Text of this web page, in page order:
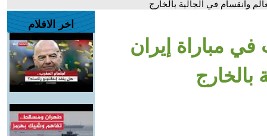
وانقسام في الجالية بالخارج
مباراة إيران
بالخارج
اخر الافلام